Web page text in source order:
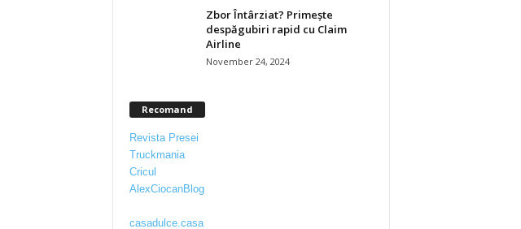
Zbor Întârziat? Primește
despăgubiri rapid cu Claim
Airline
November 24, 2024
Recomand
Revista Presei
Truckmania
Cricul
AlexCiocanBlog
casadulce.casa